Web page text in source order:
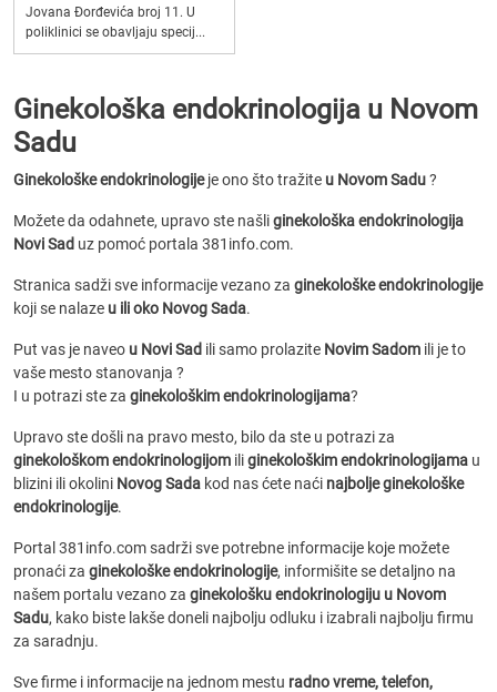
Jovana Đorđevića broj 11. U
poliklinici se obavljaju specij...
Ginekološka endokrinologija u Novom
Sadu
Ginekološke endokrinologijeje ono što tražite u Novom Sadu?
Možete da odahnete, upravo ste našliginekološka endokrinologija
Novi Sad uz pomoć portala 381info.com.
Stranica sadži sve informacije vezano za ginekološke endokrinologije
koji se nalaze u ili oko Novog Sada.
Put vas je naveo u Novi Sad ili samo prolazite Novim Sadom ili je to
vaše mesto stanovanja ?
I u potrazi ste za ginekološkim endokrinologijama?
Upravo ste došli na pravo mesto, bilo da ste u potrazi za
ginekološkom endokrinologijom iliginekološkim endokrinologijama u
blizini ili okolini Novog Sada kod nas ćete naći najbolje ginekološke
endokrinologije.
Portal 381info.com sadrži sve potrebne informacije koje možete
pronaći za ginekološke endokrinologije, informišite se detaljno na
našem portalu vezano za ginekološku endokrinologiju u Novom
Sadu, kako biste lakše doneli najbolju odluku i izabrali najbolju firmu
za saradnju.
Sve firme i informacije na jednom mestu radno vreme, telefon,